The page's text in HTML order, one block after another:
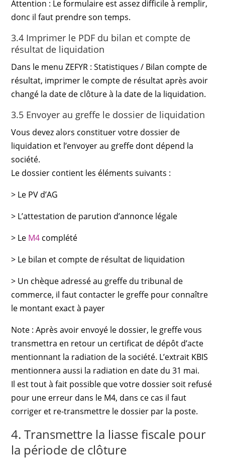
Attention : Le formulaire est assez difficile à remplir,
donc il faut prendre son temps.
3.4 Imprimer le PDF du bilan et compte de
résultat de liquidation
Dans le menu ZEFYR : Statistiques / Bilan compte de
résultat, imprimer le compte de résultat après avoir
changé la date de clôture à la date de la liquidation.
3.5 Envoyer au greffe le dossier de liquidation
Vous devez alors constituer votre dossier de
liquidation et l’envoyer au greffe dont dépend la
société.
Le dossier contient les éléments suivants :
> Le PV d’AG
> L’attestation de parution d’annonce légale
> Le M4 complété
> Le bilan et compte de résultat de liquidation
> Un chèque adressé au greffe du tribunal de
commerce, il faut contacter le greffe pour connaître
le montant exact à payer
Note : Après avoir envoyé le dossier, le greffe vous
transmettra en retour un certificat de dépôt d’acte
mentionnant la radiation de la société. L’extrait KBIS
mentionnera aussi la radiation en date du 31 mai.
Il est tout à fait possible que votre dossier soit refusé
pour une erreur dans le M4, dans ce cas il faut
corriger et re-transmettre le dossier par la poste.
4. Transmettre la liasse fiscale pour
la période de clôture